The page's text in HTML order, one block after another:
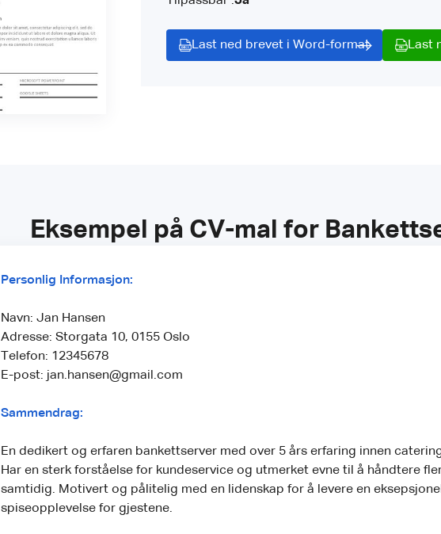
Last ned brevet i Word-format Last
Eksempel på CV-mal for
Personlig Informasjon:
Navn: Jan Hansen
Adresse: Storgata 10, 0155 Oslo
Telefon: 12345678
E-post: jan.hansen@gmail.com
Sammendrag:
En dedikert og erfaren bankettserver med over 5 års erfaring innen
Har en sterk forståelse for kundeservice og utmerket evne til å håndtere
samtidig. Motivert og pålitelig med en lidenskap for å levere en eksepsjonell
spiseopplevelse for gjestene.